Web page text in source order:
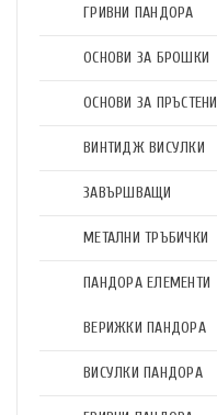
ГРИВНИ ПАНДОРА
ОСНОВИ ЗА БРОШКИ
ОСНОВИ ЗА ПРЪСТЕНИ
ВИНТИДЖ ВИСУЛКИ
ЗАВЪРШВАЩИ
МЕТАЛНИ ТРЪБИЧКИ
ПАНДОРА ЕЛЕМЕНТИ
ВЕРИЖКИ ПАНДОРА
ВИСУЛКИ ПАНДОРА